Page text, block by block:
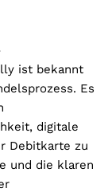
ist bekannt
Es
digitale
Debitkarte zu
und die klaren